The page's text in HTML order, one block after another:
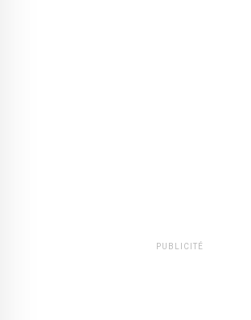
PUBLICITÉ